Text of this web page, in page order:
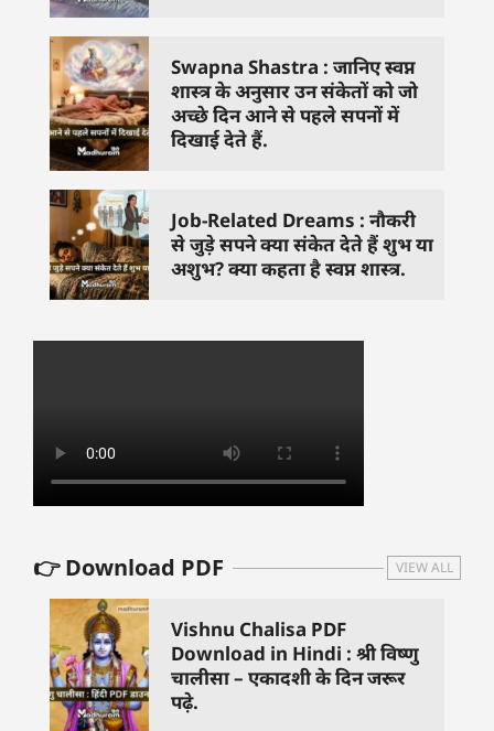
Swapna Shastra : जानिए स्वप्न
शास्त्र के अनुसार उन संकेतों को जो
अच्छे दिन आने से पहले सपनों में
दिखाई देते हैं.
Job-Related Dreams : नौकरी
से जुड़े सपने क्या संकेत देते हैं शुभ या
अशुभ? क्या कहता है स्वप्न शास्त्र.
👉 Download PDF VIEW ALL
Vishnu Chalisa PDF
Download in Hindi : श्री विष्णु
चालीसा – एकादशी के दिन जरूर
पढ़े.